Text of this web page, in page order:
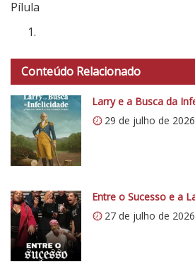
t
s
/
i
0
.
p
.
c
o
m
Pílula
Conteúdo Relacionado
Larry e a Busca da
29 de julho de 2026
Entre o Sucesso e a
27 de julho de 2026